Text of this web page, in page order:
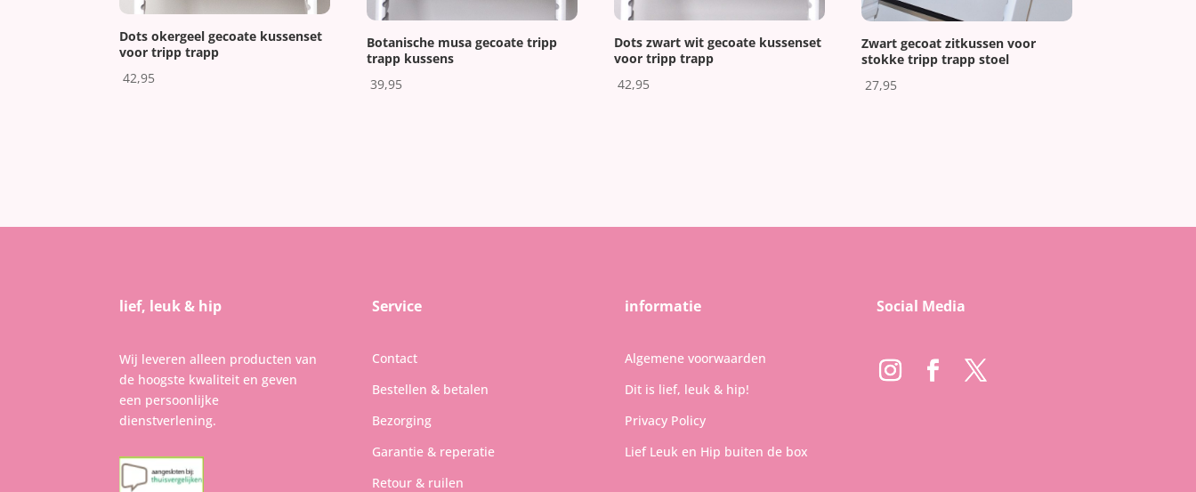
Dots okergeel gecoate kussenset
voor tripp trapp
42,95
Botanische musa gecoate tripp
trapp kussens
39,95
Dots zwart wit gecoate kussenset
voor tripp trapp
42,95
Zwart gecoat zitkussen voor
stokke tripp trapp stoel
27,95
lief, leuk & hip
Wij leveren alleen producten van
de hoogste kwaliteit en geven
een persoonlijke
dienstverlening.
Service
Contact
Bestellen & betalen
Bezorging
Garantie & reperatie
Retour & ruilen
informatie
Algemene voorwaarden
Dit is lief, leuk & hip!
Privacy Policy
Lief Leuk en Hip buiten de box
Social Media